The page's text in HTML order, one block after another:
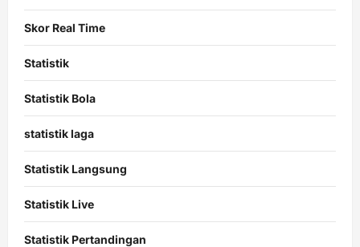
Skor Real Time
Statistik
Statistik Bola
statistik laga
Statistik Langsung
Statistik Live
Statistik Pertandingan